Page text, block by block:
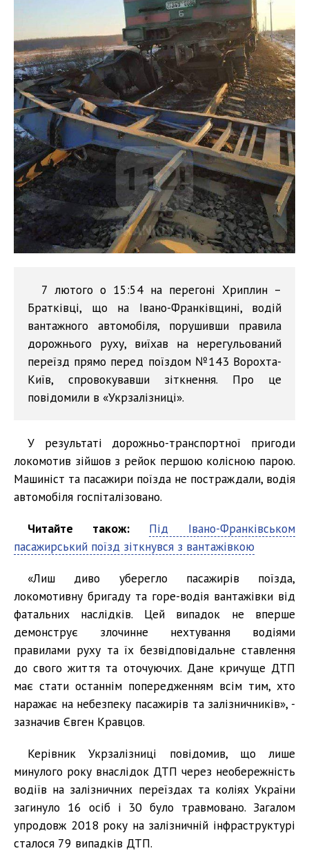
7 лютого о 15:54 на перегоні Хриплин –
Братківці, що на Івано-Франківщині, водій
вантажного автомобіля, порушивши правила
дорожнього руху, виїхав на нерегульований
переїзд прямо перед поїздом №143 Ворохта-
Київ, спровокувавши зіткнення. Про це
повідомили в «Укрзалізниці».
У результаті дорожньо-транспортної пригоди
локомотив зійшов з рейок першою колісною парою.
Машиніст та пасажири поїзда не постраждали, водія
автомобіля госпіталізовано.
Читайте також:
Під Івано-Франківськом
пасажирський поїзд зіткнувся з вантажівкою
«Лиш диво уберегло пасажирів поїзда,
локомотивну бригаду та горе-водія вантажівки від
фатальних наслідків. Цей випадок не вперше
демонструє злочинне нехтування водіями
правилами руху та їх безвідповідальне ставлення
до свого життя та оточуючих. Дане кричуще ДТП
має стати останнім попередженням всім тим, хто
наражає на небезпеку пасажирів та залізничників», -
зазначив Євген Кравцов.
Керівник Укрзалізниці повідомив, що лише
минулого року внаслідок ДТП через необережність
водіїв на залізничних переїздах та коліях України
загинуло 16 осіб і 30 було травмовано. Загалом
упродовж 2018 року на залізничній інфраструктурі
сталося 79 випадків ДТП.